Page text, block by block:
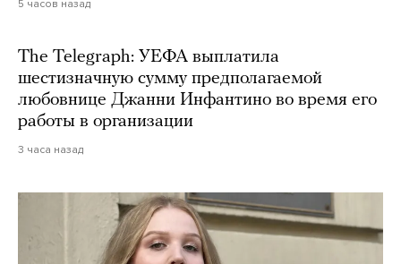
5 часов назад
The Telegraph: УЕФА выплатила
шестизначную сумму предполагаемой
любовнице Джанни Инфантино во время его
работы в организации
3 часа назад